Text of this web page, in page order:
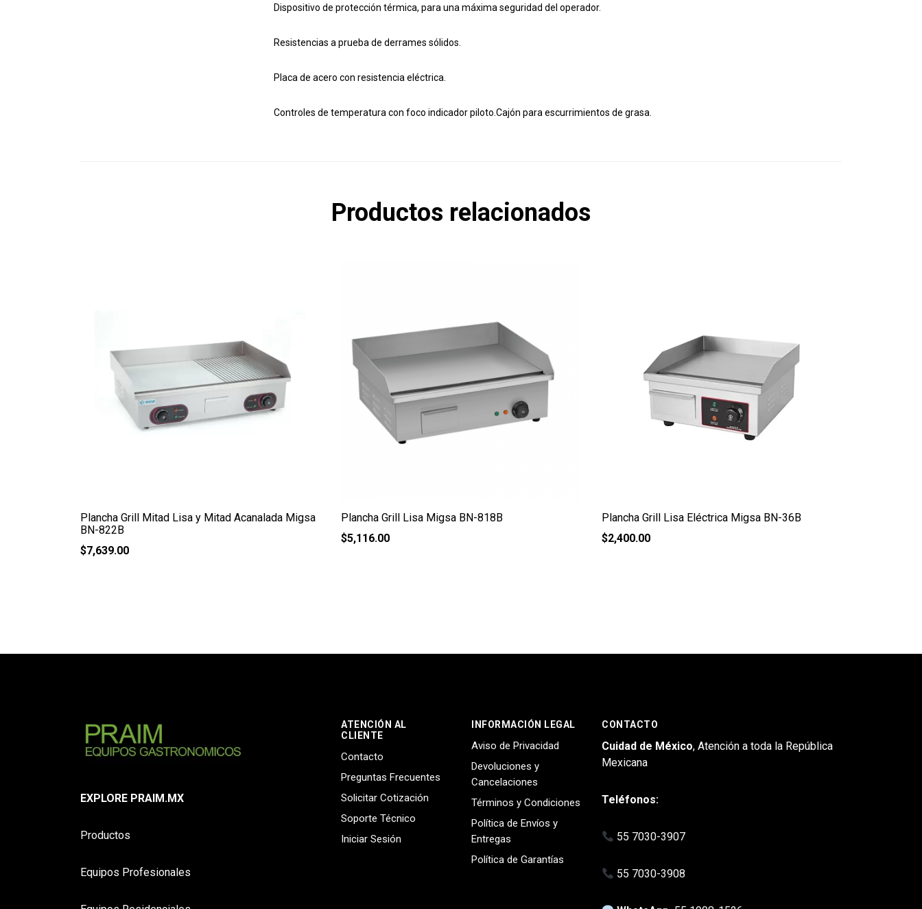
Dispositivo de protección térmica, para una máxima seguridad del operador.
Resistencias a prueba de derrames sólidos.
Placa de acero con resistencia eléctrica.
Controles de temperatura con foco indicador piloto.Cajón para escurrimientos de grasa.
Productos relacionados
Plancha Grill Mitad Lisa y Mitad Acanalada Migsa
BN-822B
$7,639.00
Plancha Grill Lisa Migsa BN-818B
$5,116.00
Plancha Grill Lisa Eléctrica Migsa BN-36B
$2,400.00
EXPLORE PRAIM.MX
Productos
Equipos Profesionales
ATENCIÓN AL
CLIENTE
Contacto
Preguntas Frecuentes
Solicitar Cotización
Soporte Técnico
Iniciar Sesión
INFORMACIÓN LEGAL
Aviso de Privacidad
Devoluciones y
Cancelaciones
Términos y Condiciones
Política de Envíos y
Entregas
Política de Garantías
CONTACTO
Cuidad de México, Atención a toda la República
Mexicana
Teléfonos:
55 7030-3907
55 7030-3908